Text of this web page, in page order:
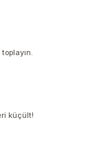
küçült!